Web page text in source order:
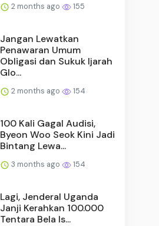
2 months ago 155
Jangan Lewatkan
Penawaran Umum
Obligasi dan Sukuk Ijarah
Glo...
2 months ago 154
100 Kali Gagal Audisi,
Byeon Woo Seok Kini Jadi
Bintang Lewa...
3 months ago 154
Lagi, Jenderal Uganda
Janji Kerahkan 100.000
Tentara Bela Is...